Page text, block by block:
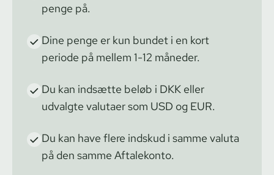
penge på.
Dine penge er kun bundet i en kort
periode på mellem 1-12 måneder.
Du kan indsætte beløb i DKK eller
udvalgte valutaer som USD og EUR.
Du kan have flere indskud i samme valuta
på den samme Aftalekonto.